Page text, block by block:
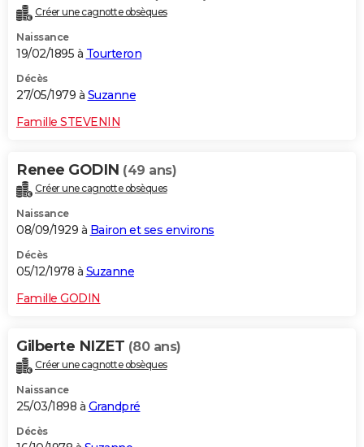
Créer une cagnotte obsèques
Naissance
19/02/1895 à Tourteron
Décès
27/05/1979 à Suzanne
Famille STEVENIN
Renee GODIN (49 ans)
Créer une cagnotte obsèques
Naissance
08/09/1929 à Bairon et ses environs
Décès
05/12/1978 à Suzanne
Famille GODIN
Gilberte NIZET (80 ans)
Créer une cagnotte obsèques
Naissance
25/03/1898 à Grandpré
Décès